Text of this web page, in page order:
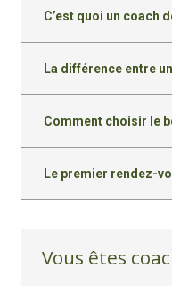
C’est quoi un coach
La différence entre
Comment choisir le
Le premier rendez-
Vous êtes